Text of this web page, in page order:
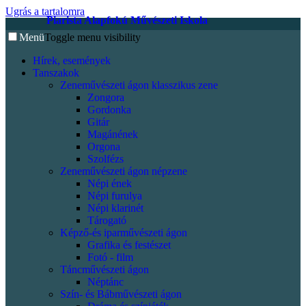
Ugrás a tartalomra
Piarista Alapfokú Művészeti Iskola
MenüToggle menu visibility
Hírek, események
Tanszakok
Zeneművészeti ágon klasszikus zene
Zongora
Gordonka
Gitár
Magánének
Orgona
Szolfézs
Zeneművészeti ágon népzene
Népi ének
Népi furulya
Népi klarinét
Tárogató
Képző-és iparművészeti ágon
Grafika és festészet
Fotó - film
Táncművészeti ágon
Néptánc
Szín- és Bábművészeti ágon